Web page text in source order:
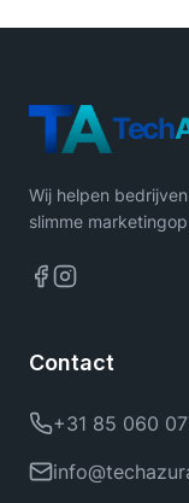
Tech
Wij helpen
slimme
Contact
+31 85 060